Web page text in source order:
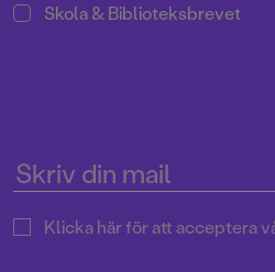
Skola & Biblioteksbrevet
Klicka här för att acceptera